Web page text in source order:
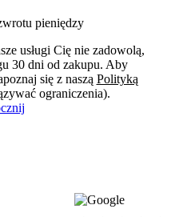
pieniędzy
usługi Cię nie zadowolą,
30 dni od zakupu. Aby
się z naszą Polityką
ograniczenia).